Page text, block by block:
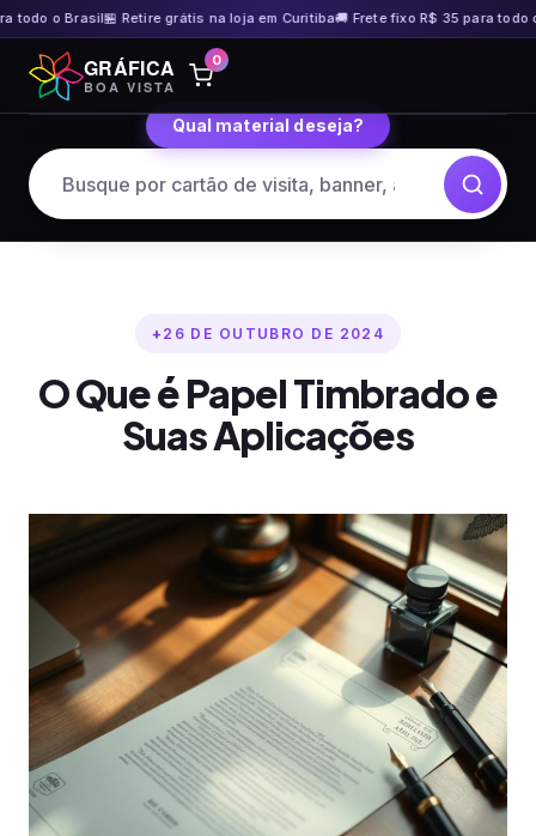
o Brasil🏪 Retire grátis na loja em Curitiba🚚 Frete fixo R$ 35 para todo o
Pular
para
o
GRÁFICA
BOA VISTA
0
Qual material deseja?
26 DE OUTUBRO DE 2024
O Que é Papel Timbrado e
Suas Aplicações